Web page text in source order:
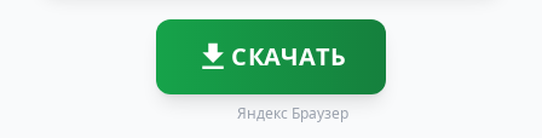
СКАЧАТЬ
Яндекс Браузер